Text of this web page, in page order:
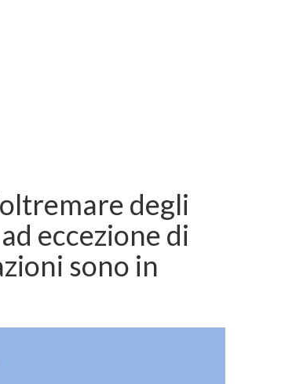
degli
eccezione di
sono in